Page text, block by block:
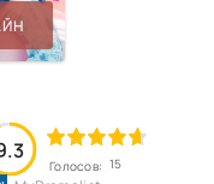
Голосов: 15